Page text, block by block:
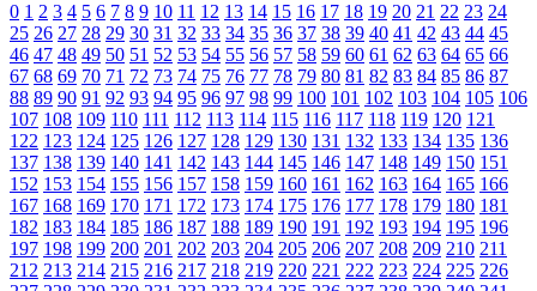
0 1 2 3 4 5 6 7 8 9 10 11 12 13 14 15 16 17 18 19 20 21 22 23 24
25 26 27 28 29 30 31 32 33 34 35 36 37 38 39 40 41 42 43 44 45
46 47 48 49 50 51 52 53 54 55 56 57 58 59 60 61 62 63 64 65 66
67 68 69 70 71 72 73 74 75 76 77 78 79 80 81 82 83 84 85 86 87
88 89 90 91 92 93 94 95 96 97 98 99 100 101 102 103 104 105 106
107 108 109 110 111 112 113 114 115 116 117 118 119 120 121
122 123 124 125 126 127 128 129 130 131 132 133 134 135 136
137 138 139 140 141 142 143 144 145 146 147 148 149 150 151
152 153 154 155 156 157 158 159 160 161 162 163 164 165 166
167 168 169 170 171 172 173 174 175 176 177 178 179 180 181
182 183 184 185 186 187 188 189 190 191 192 193 194 195 196
197 198 199 200 201 202 203 204 205 206 207 208 209 210 211
212 213 214 215 216 217 218 219 220 221 222 223 224 225 226